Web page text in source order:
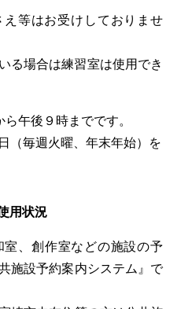
等はお受けしておりませ
る場合は練習室は使用でき
午後９時までです。
（毎週火曜、年末年始）を
用状況
、創作室などの施設の予
施設予約案内システム』で